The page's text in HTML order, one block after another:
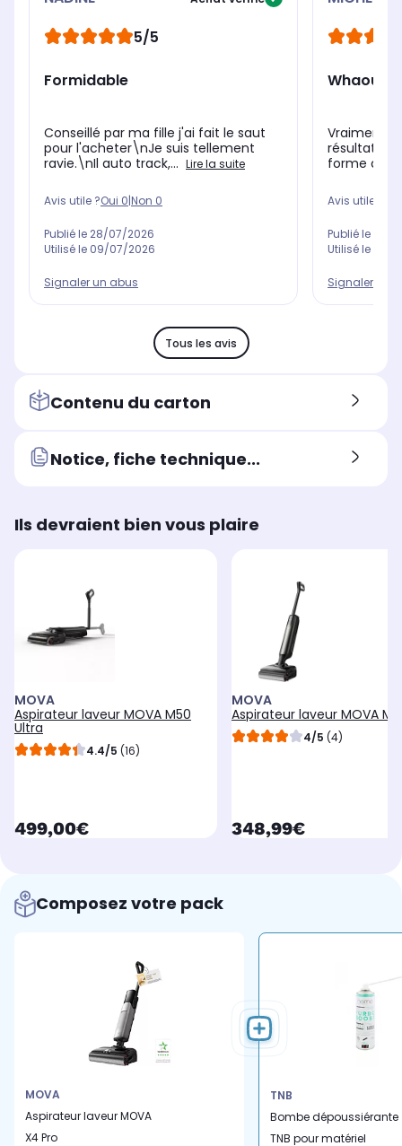
5/5
Formidable
Conseillé par ma fille j'ai fait le saut
pour l'acheter\nJe suis tellement
ravie.\nIl auto track,... Lire la suite
Avis utile ?Oui 0|Non 0
Publié le 28/07/2026
Utilisé le 09/07/2026
Signaler un abus
Vraiment
résultat !
forme de
Avis utile ?
Publié le
Utilisé le
Signaler un
Tous les avis
Contenu du carton
Notice, fiche technique...
Ils devraient bien vous plaire
MOVA
Aspirateur laveur MOVA M50
Ultra
4.4/5 (16)
currentPrice
499,00€
MOVA
Aspirateur laveur MOVA
4/5 (4)
currentPrice
348,99€
Composez votre pack
MOVA
Aspirateur laveur MOVA
X4 Pro
TNB
Bombe dépoussiérante
TNB pour matériel